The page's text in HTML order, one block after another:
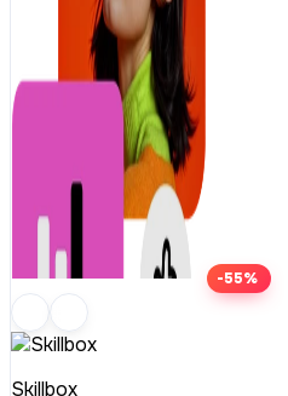
-55%
Skillbox